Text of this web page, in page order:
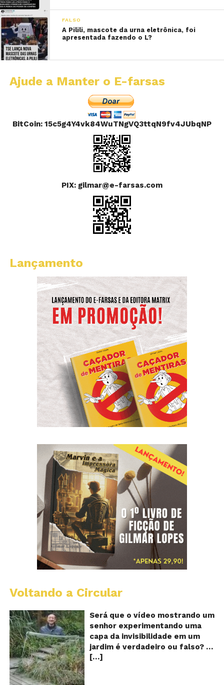
FALSO
A Pilili, mascote da urna eletrônica, foi
apresentada fazendo o L?
Ajude a Manter o E-farsas
BitCoin: 15c5g4Y4vk84WuTNgVQ3ttqN9fv4JUbqNP
PIX: gilmar@e-farsas.com
Lançamento
Voltando a Circular
Será que o vídeo mostrando um
senhor experimentando uma
capa da invisibilidade em um
jardim é verdadeiro ou falso? O
vídeo surgiu nas redes sociais e
[…]